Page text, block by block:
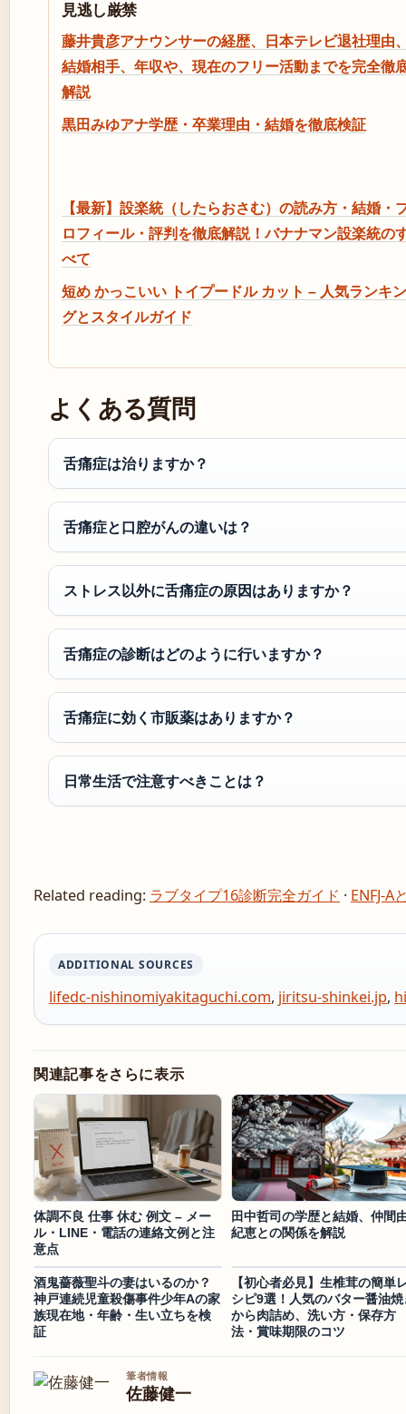
見逃し厳禁
藤井貴彦アナウンサーの経歴、日本テレビ退社理由
結婚相手、年収や、現在のフリー活動までを完全徹
解説
黒田みゆアナ学歴・卒業理由・結婚を徹底検証
【最新】設楽統（したらおさむ）の読み方・結婚・
ロフィール・評判を徹底解説！バナナマン設楽統の
べて
短め かっこいい トイプードル カット – 人気ランキン
グとスタイルガイド
よくある質問
舌痛症は治りますか？
舌痛症と口腔がんの違いは？
ストレス以外に舌痛症の原因はありますか？
舌痛症の診断はどのように行いますか？
舌痛症に効く市販薬はありますか？
日常生活で注意すべきことは？
Related reading: ラブタイプ16診断完全ガイド · ENFJ-A
ADDITIONAL SOURCES
lifedc-nishinomiyakitaguchi.com, jiritsu-shinkei.jp,
関連記事をさらに表示
体調不良 仕事 休む 例文 – メー
ル・LINE・電話の連絡文例と注
意点
田中哲司の学歴と結婚、仲間
紀恵との関係を解説
酒鬼薔薇聖斗の妻はいるのか？
神戸連続児童殺傷事件少年Aの家
族現在地・年齢・生い立ちを検
証
【初心者必見】生椎茸の簡単
シピ9選！人気のバター醤油焼
から肉詰め、洗い方・保存方
法・賞味期限のコツ
筆者情報
佐藤健一